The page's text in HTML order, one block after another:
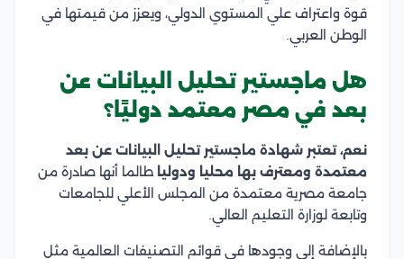
قوة واعتراف علي المستوي الدولي، ويعزز من قيمتها في
الوطن العربي.
هل ماجستير تحليل البيانات عن
بعد في مصر معتمد دوليًا؟
نعم، تعتبر شهادة ماجستير تحليل البيانات عن بعد
معتمدة ومعترف بها محليا ودوليا طالما أنها صادرة من
جامعة مصرية معتمدة من المجلس الأعلي للجامعات
وتابعة لوزارة التعليم العالي.
بالإضافة إلى وجودها في قوائم التصنيفات العالمية مثل